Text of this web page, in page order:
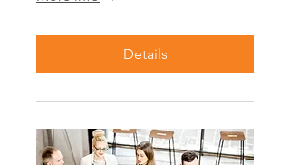
Details